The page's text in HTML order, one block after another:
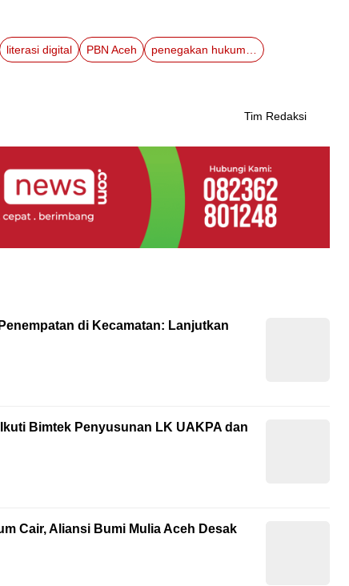
literasi digital PBN Aceh
penegakan hukum Aceh
Tim Redaksi
di Kecamatan: Lanjutkan
Bimtek Penyusunan LK UAKPA dan
Cair, Aliansi Bumi Mulia Aceh Desak